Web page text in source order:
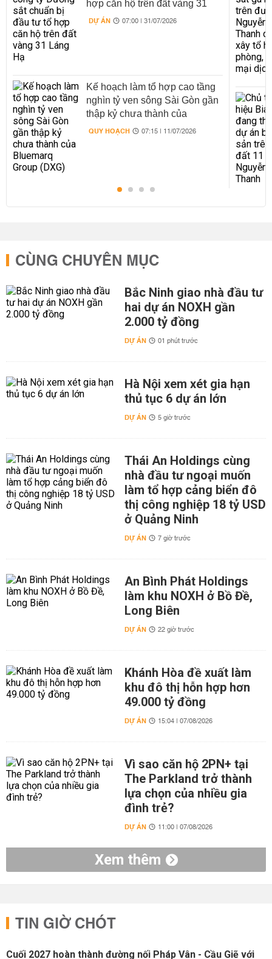
hợp căn hộ trên đất vàng 31
Láng Hạ
DỰ ÁN 07:00 | 31/07/2026
Kế hoạch làm tổ hợp cao tầng
nghìn tỷ ven sông Sài Gòn gần
thập kỷ chưa thành của
Bluemarq Group (DXG)
QUY HOẠCH 07:15 | 11/07/2026
CÙNG CHUYÊN MỤC
Bắc Ninh giao nhà đầu tư
hai dự án NOXH gần
2.000 tỷ đồng
DỰ ÁN 01 phút trước
Hà Nội xem xét gia hạn
thủ tục 6 dự án lớn
DỰ ÁN 5 giờ trước
Thái An Holdings cùng
nhà đầu tư ngoại muốn
làm tổ hợp cảng biển đô
thị công nghiệp 18 tỷ USD
ở Quảng Ninh
DỰ ÁN 7 giờ trước
An Bình Phát Holdings
làm khu NOXH ở Bồ Đề,
Long Biên
DỰ ÁN 22 giờ trước
Khánh Hòa đề xuất làm
khu đô thị hỗn hợp hơn
49.000 tỷ đồng
DỰ ÁN 15:04 | 07/08/2026
Vì sao căn hộ 2PN+ tại
The Parkland trở thành
lựa chọn của nhiều gia
đình trẻ?
DỰ ÁN 11:00 | 07/08/2026
Xem thêm
TIN GIỜ CHÓT
Cuối 2027 hoàn thành đường nối Pháp Vân - Cầu Giẽ với